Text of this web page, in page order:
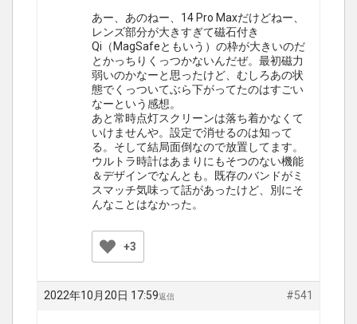
あー、あのねー、14 Pro Maxだけどねー、
レンズ部分が大きすぎて磁石付き
Qi（MagSafeともいう）の枠が大きいのだ
とかっちりくっつかないんだぜ。最初磁力
弱いのかなーと思ったけど、むしろあの状
態でくっついてぶら下がってたのはすごい
なーという感想。
あと常時点灯スクリーンは落ち着かなくて
いけませんや。設定で消せるのは知って
る。そして結局面倒なので放置してます。
ウルトラ時計はあまりにもそつのない機能
＆デザインでなんとも。既存のバンドがミ
スマッチ気味って話があったけど、別にそ
んなことはなかった。
+3
2022年10月20日 17:59 #541
返信